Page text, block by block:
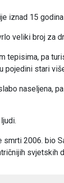
iznad 15
veliki broj za
tepisima, pa
pojedini stari
naseljena,
2006. bio
svjetskih